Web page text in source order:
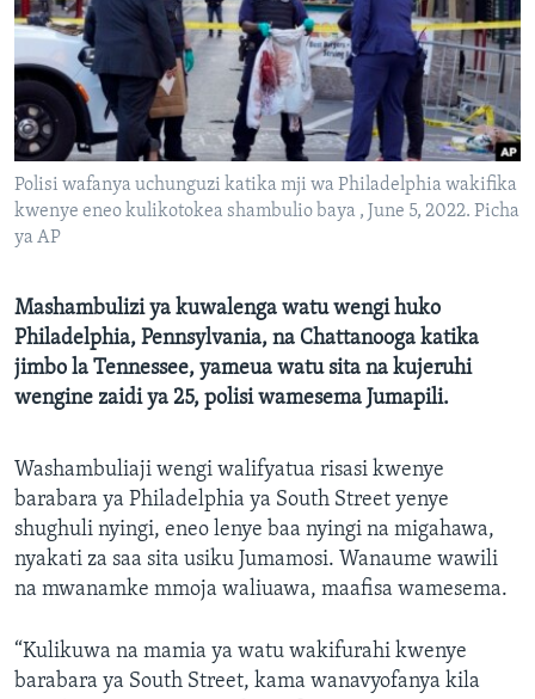
Polisi wafanya uchunguzi katika mji wa Philadelphia wakifika
kwenye eneo kulikotokea shambulio baya , June 5, 2022. Picha
ya AP
Mashambulizi ya kuwalenga watu wengi huko
Philadelphia, Pennsylvania, na Chattanooga katika
jimbo la Tennessee, yameua watu sita na kujeruhi
wengine zaidi ya 25, polisi wamesema Jumapili.
Washambuliaji wengi walifyatua risasi kwenye
barabara ya Philadelphia ya South Street yenye
shughuli nyingi, eneo lenye baa nyingi na migahawa,
nyakati za saa sita usiku Jumamosi. Wanaume wawili
na mwanamke mmoja waliuawa, maafisa wamesema.
“Kulikuwa na mamia ya watu wakifurahi kwenye
barabara ya South Street, kama wanavyofanya kila